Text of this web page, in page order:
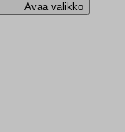
Avaa valikko